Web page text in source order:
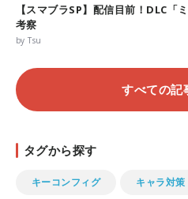
【スマブラSP】配信目前！DLC「
考察
by Tsu
すべての記
タグから探す
キーコンフィグ キャラ対策